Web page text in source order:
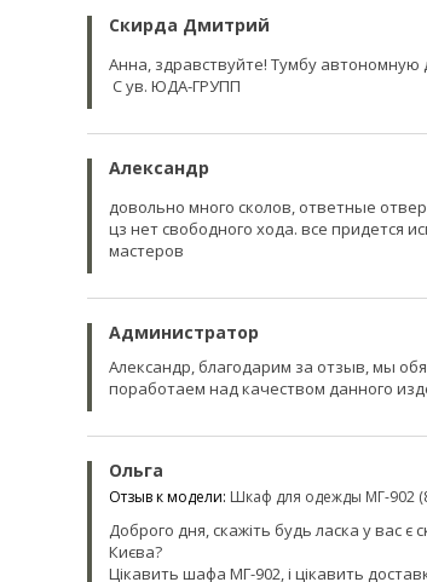
Скирда Дмитрий
Анна, здравствуйте! Тумбу автономную
С ув. ЮДА-ГРУПП
Александр
довольно много сколов, ответные
цз нет свободного хода. все придется
мастеров
Администратор
Александр, благодарим за отзыв, мы
поработаем над качеством данного
Ольга
Отзыв к модели: Шкаф для одежды МГ-902
Доброго дня, скажіть будь ласка у вас
Києва?
Цікавить шафа МГ-902, і цікавить